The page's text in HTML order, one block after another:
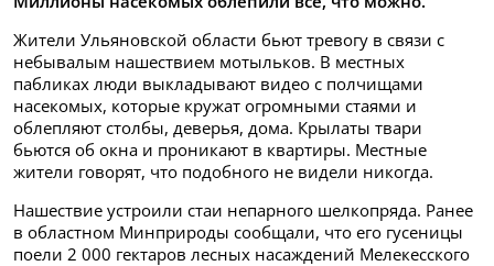
Жители Ульяновской области бьют тревогу в связи с
небывалым нашествием мотыльков. В местных
пабликах люди выкладывают видео с полчищами
насекомых, которые кружат огромными стаями и
облепляют столбы, деверья, дома. Крылаты твари
бьются об окна и проникают в квартиры. Местные
жители говорят, что подобного не видели никогда.
Нашествие устроили стаи непарного шелкопряда. Ранее
в областном Минприроды сообщали, что его гусеницы
поели 2 000 гектаров лесных насаждений Мелекесского